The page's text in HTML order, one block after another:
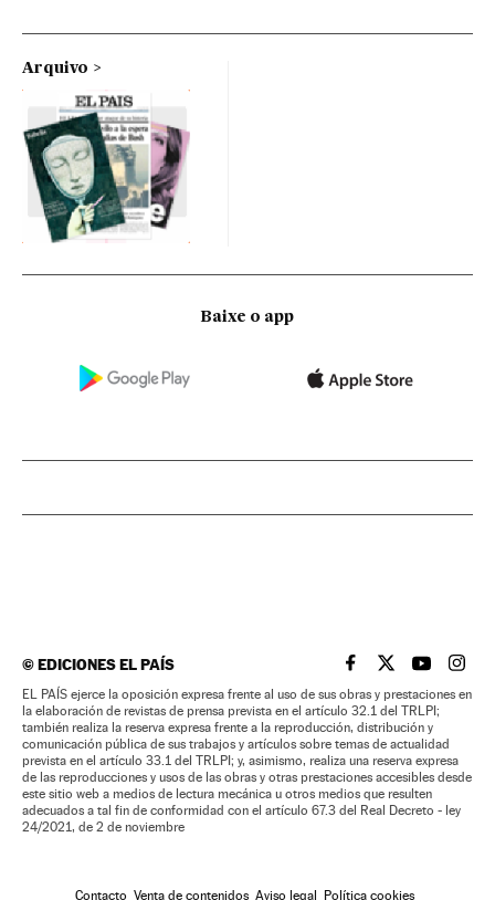
Arquivo
Baixe o app
©EDICIONES EL PAÍS EL PAÍS BRASIL EN
EL PAÍSEL PAÍS
EL
EL PAÍS ejerce la oposición expresa frente al uso de sus obras y prestaciones en
la elaboración de revistas de prensa prevista en el artículo 32.1 del TRLPI;
también realiza la reserva expresa frente a la reproducción, distribución y
comunicación pública de sus trabajos y artículos sobre temas de actualidad
prevista en el artículo 33.1 del TRLPI; y, asimismo, realiza una reserva expresa
de las reproducciones y usos de las obras y otras prestaciones accesibles desde
este sitio web a medios de lectura mecánica u otros medios que resulten
adecuados a tal fin de conformidad con el artículo 67.3 del Real Decreto - ley
24/2021, de 2 de noviembre
Contacto Venta de contenidos Aviso legal Política cookies